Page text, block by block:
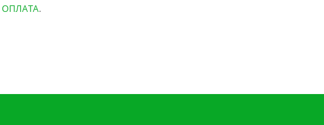
ОПЛАТА.